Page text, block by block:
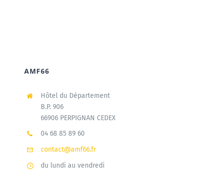
AMF66
Hôtel du Département
B.P. 906
66906 PERPIGNAN CEDEX
04 68 85 89 60
contact@amf66.fr
du lundi au vendredi